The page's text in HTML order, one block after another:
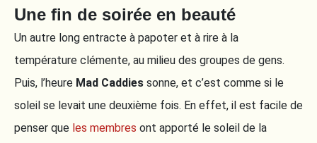
Une fin de soirée en beauté
Un autre long entracte à papoter et à rire à la
température clémente, au milieu des groupes de gens.
Puis, l’heure Mad Caddies sonne, et c’est comme si le
soleil se levait une deuxième fois. En effet, il est facile de
penser que les membres ont apporté le soleil de la